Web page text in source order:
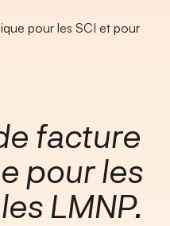
pour les SCI et pour
facture
pour les
LMNP.